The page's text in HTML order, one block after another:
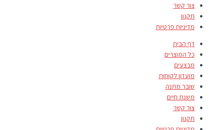
צור קשר
תקנון
מדיניות פרטיות
דף הבית
כל המוצרים
מבצעים
מועדון לקוחות
שובר מתנה
משנת חיים
צור קשר
תקנון